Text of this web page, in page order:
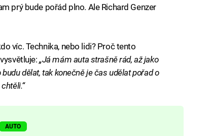
prý bude pořád plno. Ale Richard Genzer
víc. Technika, nebo lidi? Proč tento
„Já mám auta strašně rád, až jako
dělat, tak konečně je čas udělat pořad o
AUTO